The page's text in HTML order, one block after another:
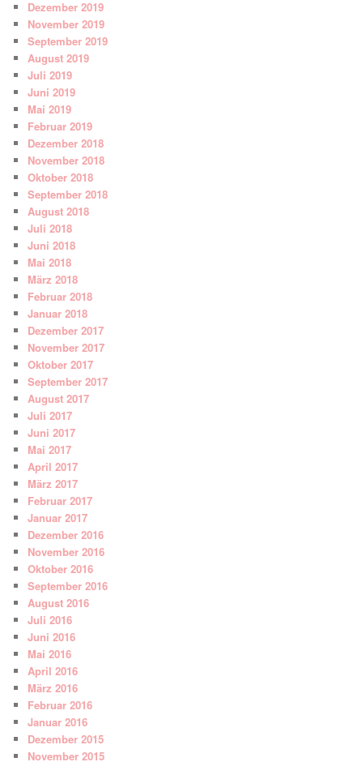
Dezember 2019
November 2019
September 2019
August 2019
Juli 2019
Juni 2019
Mai 2019
Februar 2019
Dezember 2018
November 2018
Oktober 2018
September 2018
August 2018
Juli 2018
Juni 2018
Mai 2018
März 2018
Februar 2018
Januar 2018
Dezember 2017
November 2017
Oktober 2017
September 2017
August 2017
Juli 2017
Juni 2017
Mai 2017
April 2017
März 2017
Februar 2017
Januar 2017
Dezember 2016
November 2016
Oktober 2016
September 2016
August 2016
Juli 2016
Juni 2016
Mai 2016
April 2016
März 2016
Februar 2016
Januar 2016
Dezember 2015
November 2015